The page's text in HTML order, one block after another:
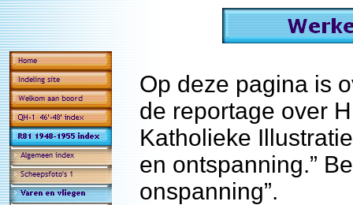
Op deze pagina is
de reportage over
Katholieke
en ontspanning.”
onspanning”.